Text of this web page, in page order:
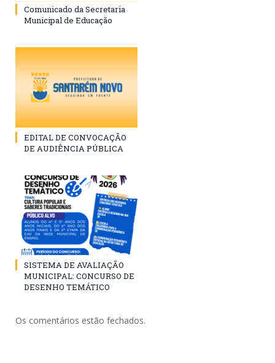
Comunicado da Secretaria
Municipal de Educação
EDITAL DE CONVOCAÇÃO
DE AUDIÊNCIA PÚBLICA
SISTEMA DE AVALIAÇÃO
MUNICIPAL: CONCURSO DE
DESENHO TEMÁTICO
Os comentários estão fechados.